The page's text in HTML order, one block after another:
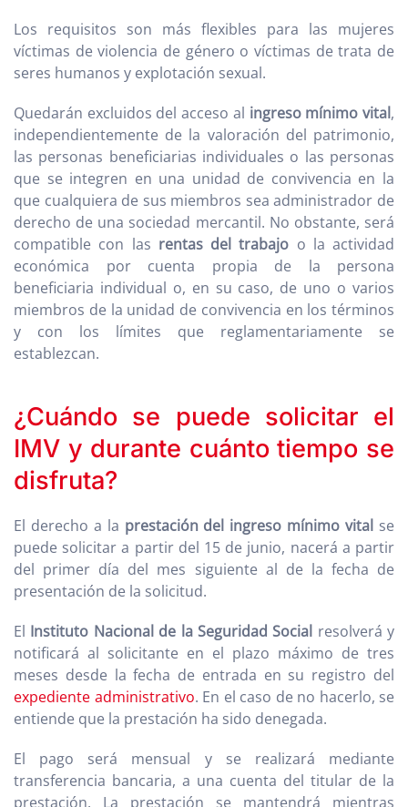
Los requisitos son más flexibles para las mujeres
víctimas de violencia de género o víctimas de trata de
seres humanos y explotación sexual.
Quedarán excluidos del acceso al ingreso mínimo vital,
independientemente de la valoración del patrimonio,
las personas beneficiarias individuales o las personas
que se integren en una unidad de convivencia en la
que cualquiera de sus miembros sea administrador de
derecho de una sociedad mercantil. No obstante, será
compatible con las rentas del trabajo o la actividad
económica por cuenta propia de la persona
beneficiaria individual o, en su caso, de uno o varios
miembros de la unidad de convivencia en los términos
y con los límites que reglamentariamente se
establezcan.
¿Cuándo se puede solicitar el
IMV y durante cuánto tiempo se
disfruta?
El derecho a la prestación del ingreso mínimo vital se
puede solicitar a partir del 15 de junio, nacerá a partir
del primer día del mes siguiente al de la fecha de
presentación de la solicitud.
El Instituto Nacional de la Seguridad Social resolverá y
notificará al solicitante en el plazo máximo de tres
meses desde la fecha de entrada en su registro del
expediente administrativo. En el caso de no hacerlo, se
entiende que la prestación ha sido denegada.
El pago será mensual y se realizará mediante
transferencia bancaria, a una cuenta del titular de la
prestación. La prestación se mantendrá mientras